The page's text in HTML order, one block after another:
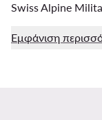
Swiss Alpine
Εμφάνιση